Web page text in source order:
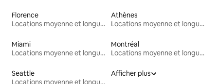
Florence
Locations moyenne et longue durée
Athènes
Locations moyenne et longue durée
Miami
Locations moyenne et longue durée
Montréal
Locations moyenne et longue durée
Seattle
Locations moyenne et longue durée
Afficher plus